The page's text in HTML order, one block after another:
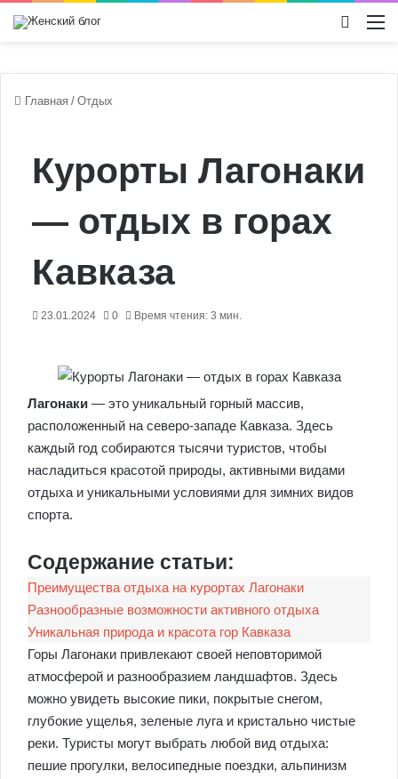
Главная / Отдых
Курорты Лагонаки
— отдых в горах
Кавказа
23.01.2024 0 Время чтения: 3 мин.
Лагонаки — это уникальный горный массив,
расположенный на северо-западе Кавказа. Здесь
каждый год собираются тысячи туристов, чтобы
насладиться красотой природы, активными видами
отдыха и уникальными условиями для зимних видов
спорта.
Содержание статьи:
Преимущества отдыха на курортах Лагонаки
Разнообразные возможности активного отдыха
Уникальная природа и красота гор Кавказа
Горы Лагонаки привлекают своей неповторимой
атмосферой и разнообразием ландшафтов. Здесь
можно увидеть высокие пики, покрытые снегом,
глубокие ущелья, зеленые луга и кристально чистые
реки. Туристы могут выбрать любой вид отдыха:
пешие прогулки, велосипедные поездки, альпинизм